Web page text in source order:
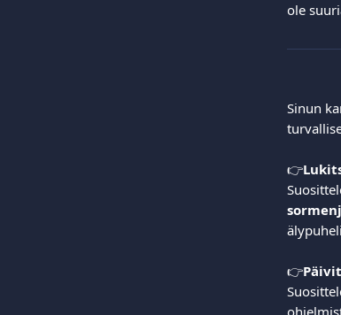
ole
Sinun
👉
👉